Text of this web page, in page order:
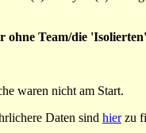
ohne Team/die
waren nicht am Start.
Daten sind hierzu